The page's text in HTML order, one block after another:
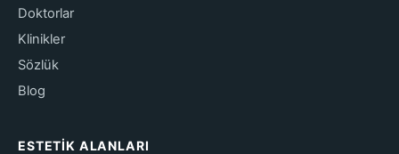
Doktorlar
Klinikler
Sözlük
Blog
ESTETIK ALANLARI